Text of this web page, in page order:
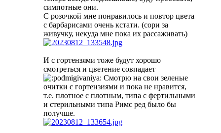
симпотные они.
С розочкой мне понравилось и повтор цвета
с барбарисами очень кстати. (сори за
живучку, некуда мне пока их рассаживать)
И с гортензями тоже будут хорошо
смотреться и цветение совпадает
Смотрю на свои зеленые
очитки с гортензиями и пока не нравится,
т.е. плотное с плотным, типа с фертильными
и стерильными типа Римс ред было бы
получше.